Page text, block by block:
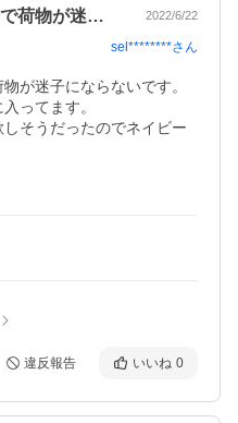
ポケットがたくさんあるので荷物が迷子に… 2022/6/22
sel********さん
が迷子にならないです。
ってます。
そうだったのでネイビー
違反報告 いいね 0